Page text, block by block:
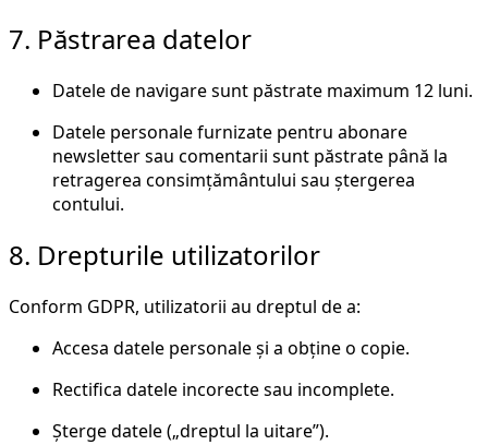
7. Păstrarea datelor
Datele de navigare sunt păstrate maximum 12 luni.
Datele personale furnizate pentru abonare
newsletter sau comentarii sunt păstrate până la
retragerea consimțământului sau ștergerea
contului.
8. Drepturile utilizatorilor
Conform GDPR, utilizatorii au dreptul de a:
Accesa datele personale și a obține o copie.
Rectifica datele incorecte sau incomplete.
Șterge datele („dreptul la uitare”).